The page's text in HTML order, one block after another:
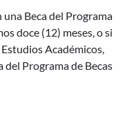
Beca del Programa
doce (12) meses, o si
Académicos,
del Programa de Becas